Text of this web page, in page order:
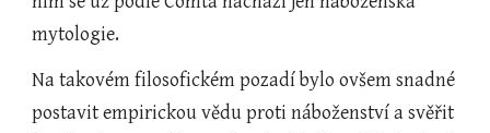
mytologie.
Na takovém filosofickém pozadí bylo ovšem snadné
postavit empirickou vědu proti náboženství a svěřit